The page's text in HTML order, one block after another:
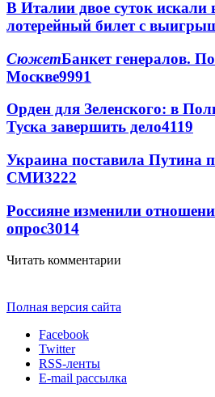
В Италии двое суток
лотерейный билет с
СюжетБанкет генералов.
Москве9991
Орден для Зеленского: в
Туска завершить дело4119
Украина поставила Путина
СМИ3222
Россияне изменили
опрос3014
Читать комментарии
Полная версия сайта
Facebook
Twitter
RSS-ленты
E-mail рассылка